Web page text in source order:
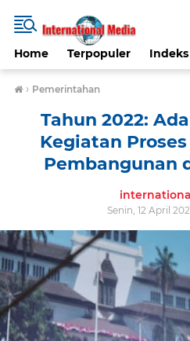
Home Terpopuler Indeks
› Pemerintahan
Tahun 2022:
Kegiatan
Pembangunan
Senin, 12 April